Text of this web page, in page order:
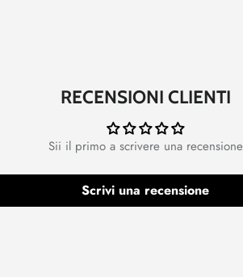
RECENSIONI CLIENTI
Sii il primo a scrivere una recensione
Scrivi una recensione